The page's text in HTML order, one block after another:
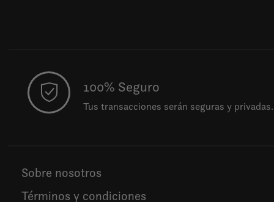
100% Seguro
Tus transacciones serán seguras y privadas.
Sobre nosotros
Términos y condiciones